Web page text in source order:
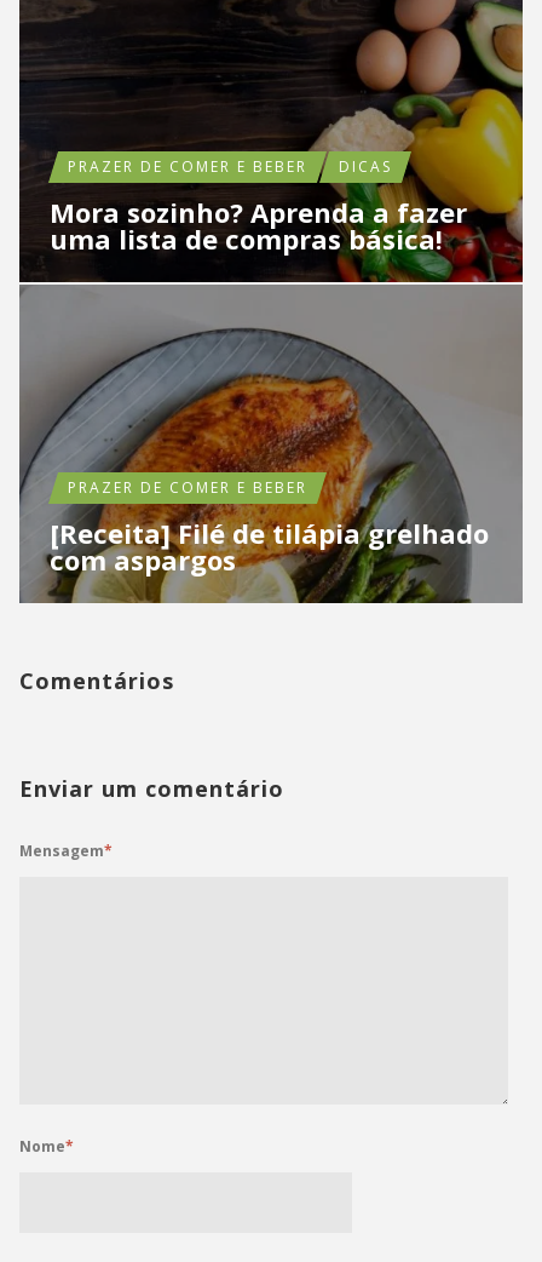
PRAZER DE COMER E BEBER DICAS
Mora sozinho? Aprenda a fazer
uma lista de compras básica!
PRAZER DE COMER E BEBER
[Receita] Filé de tilápia grelhado
com aspargos
Comentários
Enviar um comentário
Mensagem*
Nome*